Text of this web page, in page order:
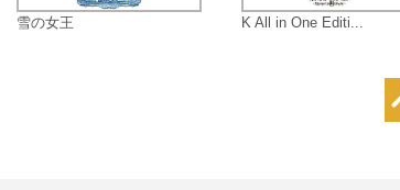
雪の女王 K All in One Editi...